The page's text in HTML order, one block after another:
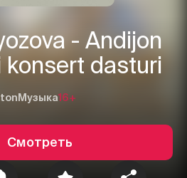
- Andijon
konsert dasturi
Музыка16+
Смотреть
1
Авторизоваться